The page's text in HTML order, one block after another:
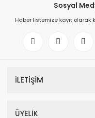
Sosyal
Haber listemize kayıt
İLETİŞİM
ÜYELİK